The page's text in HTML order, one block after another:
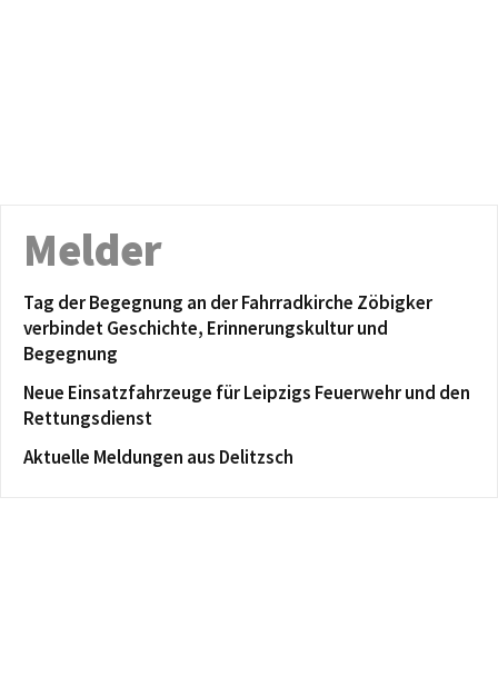
Melder
Tag der Begegnung an der Fahrradkirche Zöbigker
verbindet Geschichte, Erinnerungskultur und
Begegnung
Neue Einsatzfahrzeuge für Leipzigs Feuerwehr und den
Rettungsdienst
Aktuelle Meldungen aus Delitzsch